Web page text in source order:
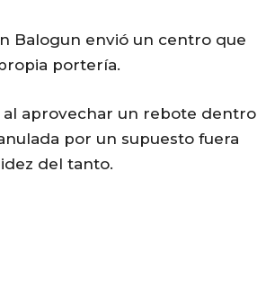
Balogun envió un centro que
portería.
al aprovechar un rebote dentro
por un supuesto fuera
del tanto.